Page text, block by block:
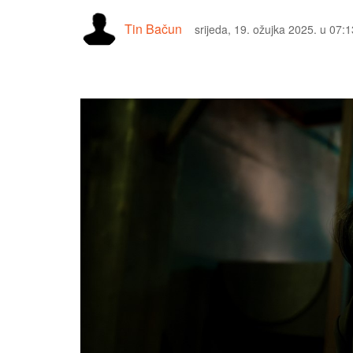
Tin Bačun srijeda, 19. ožujka 2025. u